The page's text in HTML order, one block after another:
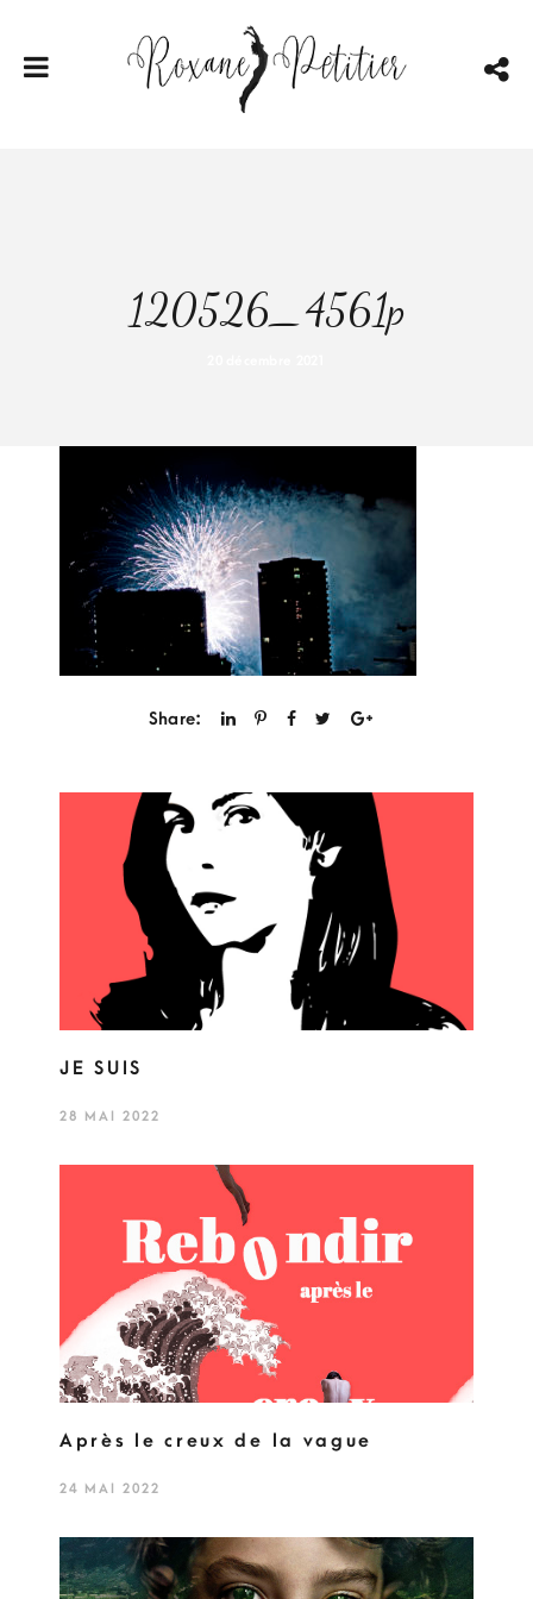
120526_4561p
Share:
JE SUIS
28 MAI 2022
Après le creux de la vague
24 MAI 2022